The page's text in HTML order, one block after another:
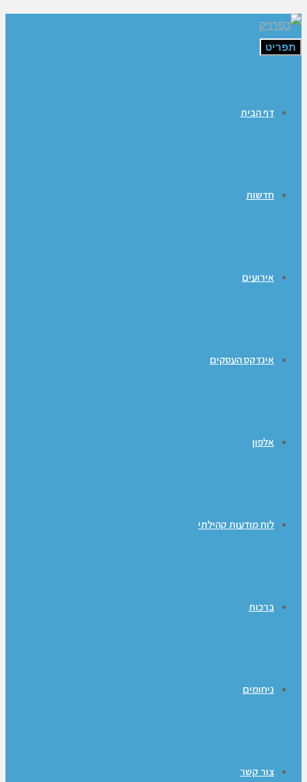
תפריט
דף הבית
חדשות
אירועים
אינדקס העסקים
אלפון
לוח מודעות קהילתי
ברכות
ניחומים
צור קשר